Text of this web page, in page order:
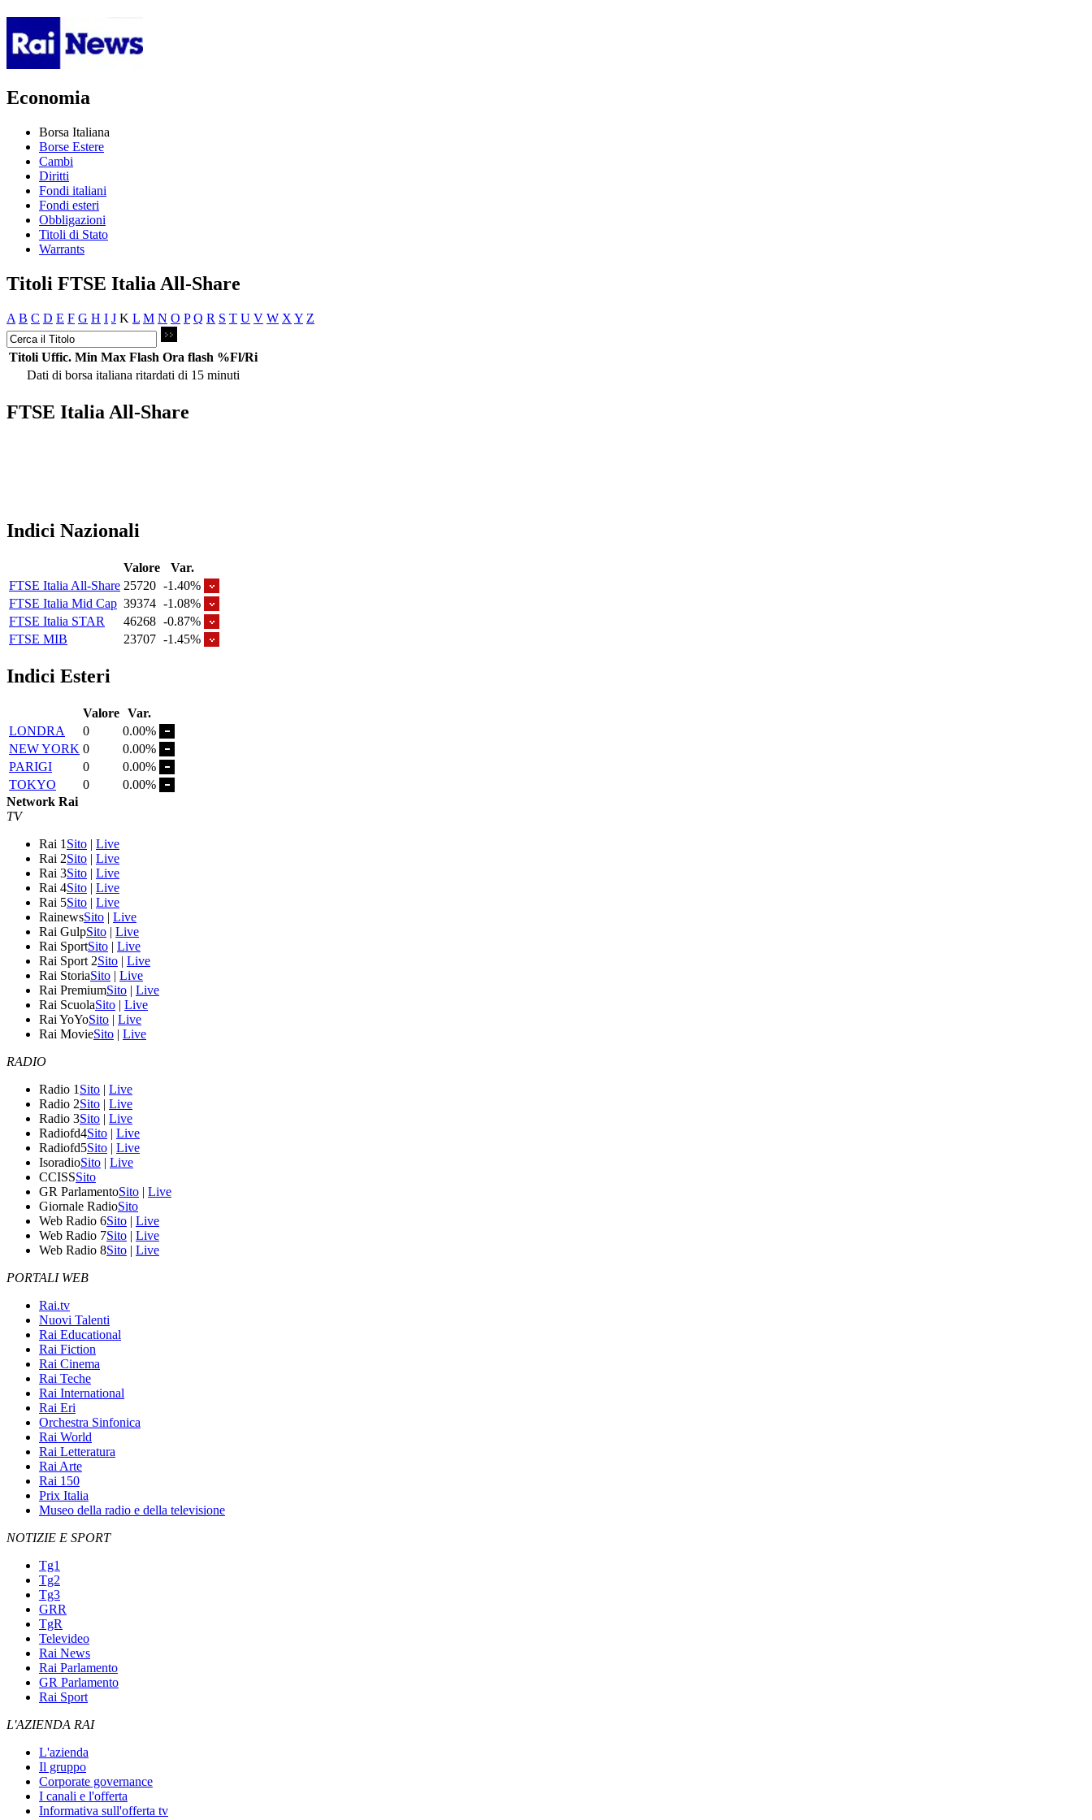
Economia
Borsa Italiana
Borse Estere
Cambi
Diritti
Fondi italiani
Fondi esteri
Obbligazioni
Titoli di Stato
Warrants
Titoli FTSE Italia All-Share
A B C D E F G H I J K L M N O P Q R S T U V W X Y Z
Titoli Uffic. Min Max Flash Ora flash %Fl/Ri
Dati di borsa italiana ritardati di 15 minuti
FTSE Italia All-Share
Indici Nazionali
Valore
Var.
FTSE Italia All-Share 25720 -1.40%
FTSE Italia Mid Cap 39374 -1.08%
FTSE Italia STAR
46268 -0.87%
FTSE MIB
23707 -1.45%
Indici Esteri
Valore Var.
LONDRA
0
0.00%
NEW YORK 0
0.00%
PARIGI
0
0.00%
TOKYO
0
0.00%
Network Rai
TV
Rai 1 Sito | Live
Rai 2Sito | Live
Rai 3Sito | Live
Rai 4Sito | Live
Rai 5Sito | Live
RainewsSito | Live
Rai GulpSito | Live
Rai SportSito | Live
Rai Sport 2Sito | Live
Rai StoriaSito | Live
Rai PremiumSito | Live
Rai ScuolaSito | Live
Rai YoYoSito | Live
Rai MovieSito | Live
RADIO
Radio 1 Sito | Live
Radio 2Sito | Live
Radio 3Sito | Live
Radiofd4Sito | Live
Radiofd5Sito | Live
IsoradioSito | Live
CCISSSito
GR ParlamentoSito | Live
Giornale RadioSito
Web Radio 6Sito | Live
Web Radio 7Sito | Live
Web Radio 8Sito | Live
PORTALI WEB
Rai.tv
Nuovi Talenti
Rai Educational
Rai Fiction
Rai Cinema
Rai Teche
Rai International
Rai Eri
Orchestra Sinfonica
Rai World
Rai Letteratura
Rai Arte
Rai 150
Prix Italia
Museo della radio e della televisione
NOTIZIE E SPORT
Tg1
Tg2
Tg3
GRR
TgR
Televideo
Rai News
Rai Parlamento
GR Parlamento
Rai Sport
L'AZIENDA RAI
L'azienda
Il gruppo
Corporate governance
I canali e l'offerta
Informativa sull'offerta tv